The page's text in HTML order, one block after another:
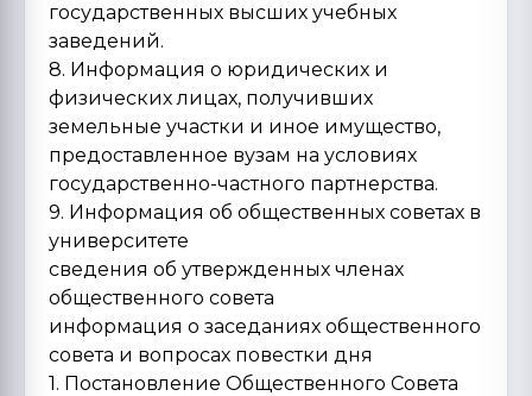
государственных высших учебных
заведений.
8. Информация о юридических и
физических лицах, получивших
земельные участки и иное имущество,
предоставленное вузам на условиях
государственно-частного партнерства.
9. Информация об общественных советах в
университете
сведения об утвержденных членах
общественного совета
информация о заседаниях общественного
совета и вопросах повестки дня
1. Постановление Общественного Совета